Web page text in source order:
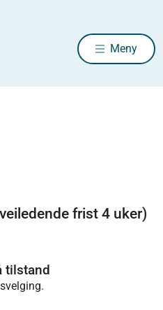
Meny
frist 4 uker)
tilstand